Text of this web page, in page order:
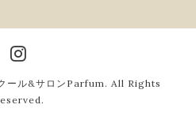
ール&サロンParfum . All Rights